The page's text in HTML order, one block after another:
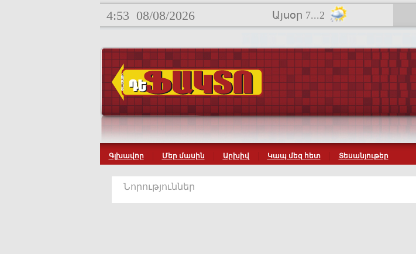
4:53 08/08/2026 Այսօր 7...2
Գլխավոր Մեր մասին Արխիվ Կապ մեզ հետ Տեսանյութեր
Նորություններ